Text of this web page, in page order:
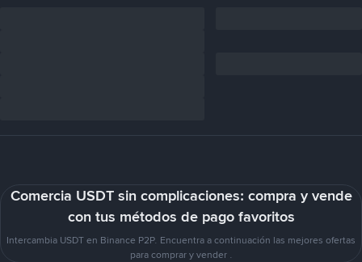
Comercia USDT sin complicaciones: compra y vende
con tus métodos de pago favoritos
Intercambia USDT en Binance P2P. Encuentra a continuación las mejores ofertas
para comprar y vender .